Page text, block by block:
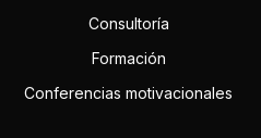
Consultoría
Formación
Conferencias motivacionales